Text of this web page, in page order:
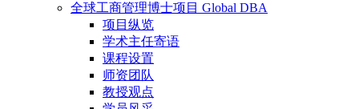
全球工商管理博士项目 Global DBA
项目纵览
学术主任寄语
课程设置
师资团队
教授观点